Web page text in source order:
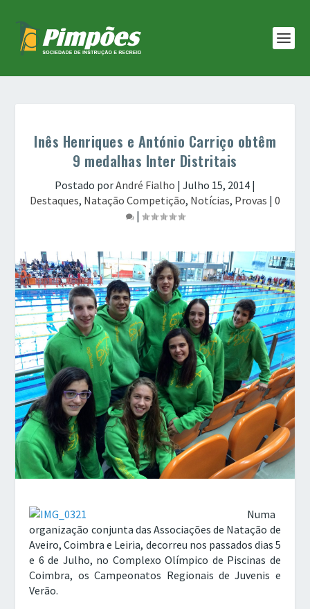
Inês Henriques e António Carriço obtêm
9 medalhas Inter Distritais
Postado porAndré Fialho | Julho 15, 2014 |
Destaques, Natação Competição, Notícias, Provas | 0
|
Numa
organização conjunta das Associações de Natação de
Aveiro, Coimbra e Leiria, decorreu nos passados dias 5
e 6 de Julho, no Complexo Olímpico de Piscinas de
Coimbra, os Campeonatos Regionais de Juvenis e
Verão.